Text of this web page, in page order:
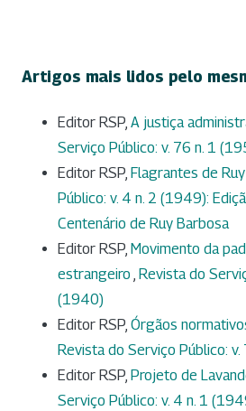
Artigos mais lidos pelo
Editor RSP, A justiça
Serviço Público: v. 76 n. 1
Editor RSP, Flagrantes de Ruy
Público: v. 4 n. 2 (1949):
Centenário de Ruy Barbosa
Editor RSP, Movimento da
estrangeiro , Revista do
(1940)
Editor RSP, Órgãos
Revista do Serviço Público:
Editor RSP, Projeto de
Serviço Público: v. 4 n. 1